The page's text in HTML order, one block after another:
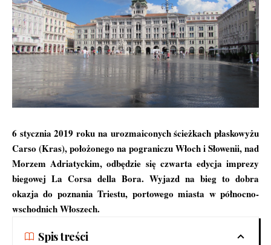
6 stycznia 2019 roku na urozmaiconych ścieżkach płaskowyżu
Carso (Kras), położonego na pograniczu Włoch i Słowenii, nad
Morzem Adriatyckim, odbędzie się czwarta edycja imprezy
biegowej La Corsa della Bora. Wyjazd na bieg to dobra
okazja do poznania Triestu, portowego miasta w północno-
wschodnich Włoszech.
Spis treści